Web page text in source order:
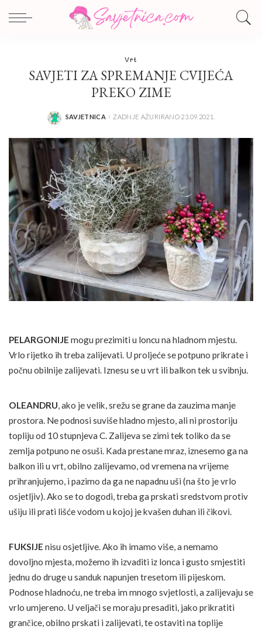
Vrt
SAVJETI ZA SPREMANJE CVIJEĆA
PREKO ZIME
POSTED
SAVJETNICA ZADNJE AŽURIRANO 23.09.2021.
PELARGONIJE mogu prezimiti u loncu na hladnom mjestu.
Vrlo rijetko ih treba zalijevati. U proljeće se potpuno prikrate i
počnu obilnije zalijevati. Iznesu se u vrt ili balkon tek u svibnju.
OLEANDRU, ako je velik, srežu se grane da zauzima manje
prostora. Ne podnosi suviše hladno mjesto, ali ni prostoriju
topliju od 10 stupnjeva C. Zalijeva se zimi tek toliko da se
zemlja potpuno ne osuši. Kada prestane mraz, iznesemo ga na
balkon ili u vrt, obilno zalijevamo, od vremena na vrijeme
prihranjujemo, i pazimo da ga ne napadnu uši (na što je vrlo
osjetljiv). Ako se to dogodi, treba ga prskati sredstvom protiv
ušiju ili prati lišće vodom u kojoj je kvašen duhan ili čikovi.
FUKSIJE nisu osjetljive. Ako ih imamo više, a nemamo
dovoljno mjesta, možemo ih izvaditi iz lonca i gusto smjestiti
jednu do druge u sanduk napunjen tresetom ili pijeskom.
Podnose hladnoću, ne treba im mnogo svjetlosti, a zalijevaju se
vrlo umjereno. U veljači se moraju presaditi, jako prikratiti
grančice, obilno prskati i zalijevati, te ostaviti na toplije